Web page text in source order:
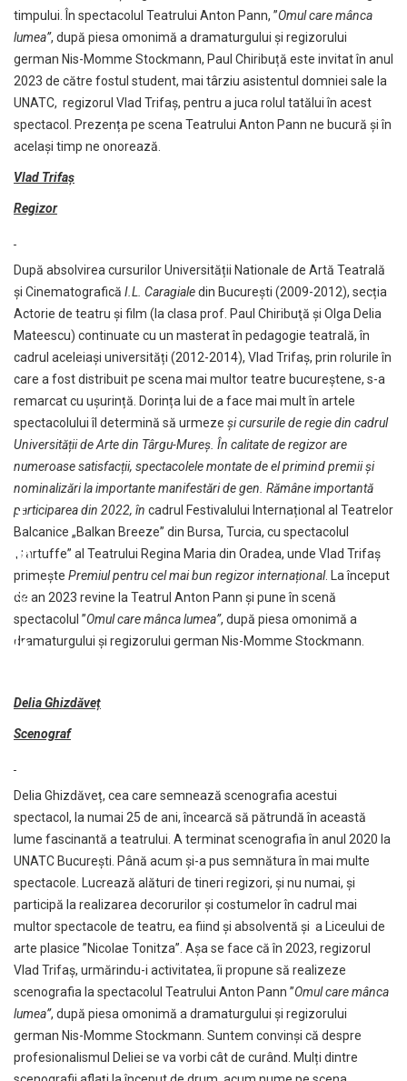
timpului. În spectacolul Teatrului Anton Pann, ”Omul care mânca
lumea”, după piesa omonimă a dramaturgului și regizorului
german Nis-Momme Stockmann, Paul Chiribuță este invitat în anul
2023 de către fostul student, mai târziu asistentul domniei sale la
UNATC, regizorul Vlad Trifaș, pentru a juca rolul tatălui în acest
spectacol. Prezența pe scena Teatrului Anton Pann ne bucură și în
același timp ne onorează.
Vlad Trifaș
Regizor
După absolvirea cursurilor Universității Nationale de Artă Teatrală
şi Cinematografică I.L. Caragialedin Bucureşti (2009-2012), secția
Actorie de teatru și film (la clasa prof. Paul Chiribuţă şi Olga Delia
Mateescu) continuate cu un masterat în pedagogie teatrală, în
cadrul aceleiași universități (2012-2014), Vlad Trifaș, prin rolurile în
care a fost distribuit pe scena mai multor teatre bucureștene, s-a
remarcat cu ușurință. Dorința lui de a face mai mult în artele
spectacolului îl determină să urmeze și cursurile deregie din cadrul
Universității de Arte din Târgu-Mureș. În calitate de regizor are
numeroase satisfacții, spectacolele montate de el primind premiiși
nominalizări la importante manifestări de gen. Rămâne importantă
participarea din 2022, în cadrul Festivalului Internațional al Teatrelor
Balcanice „Balkan Breeze” din Bursa, Turcia, cu spectacolul
„Tartuffe” al Teatrului Regina Maria din Oradea, unde Vlad Trifaș
primește Premiul pentru cel mai bun regizor internațional. La început
de an 2023 revine la Teatrul Anton Pann și pune în scenă
spectacolul ”Omul care mânca lumea”, după piesa omonimă a
dramaturgului și regizorului german Nis-Momme Stockmann.
Delia Ghizdăveț
Scenograf
Delia Ghizdăveț, cea care semnează scenografia acestui
spectacol, la numai 25 de ani, încearcă să pătrundă în această
lume fascinantă a teatrului. A terminat scenografia în anul 2020 la
UNATC București. Până acum și-a pus semnătura în mai multe
spectacole. Lucrează alături de tineri regizori, și nu numai, și
participă la realizarea decorurilor și costumelor în cadrul mai
multor spectacole de teatru, ea fiind și absolventă și a Liceului de
arte plasice ”Nicolae Tonitza”. Așa se face că în 2023, regizorul
Vlad Trifaș, urmărindu-i activitatea, îi propune să realizeze
scenografia la spectacolul Teatrului Anton Pann ”Omul care mânca
lumea”, după piesa omonimă a dramaturgului și regizorului
german Nis-Momme Stockmann. Suntem convinși că despre
profesionalismul Deliei se va vorbi cât de curând. Mulți dintre